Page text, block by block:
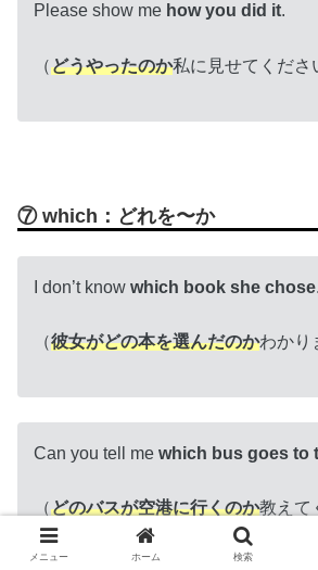
Please show me how you did it.
（どうやったのか私に見せてくださ
⑦ which：どれを〜か
I don’t know which book she chose.
（彼女がどの本を選んだのかわかり
Can you tell me which bus goes to
（どのバスが空港に行くのか教えて
メニュー ホーム 検索